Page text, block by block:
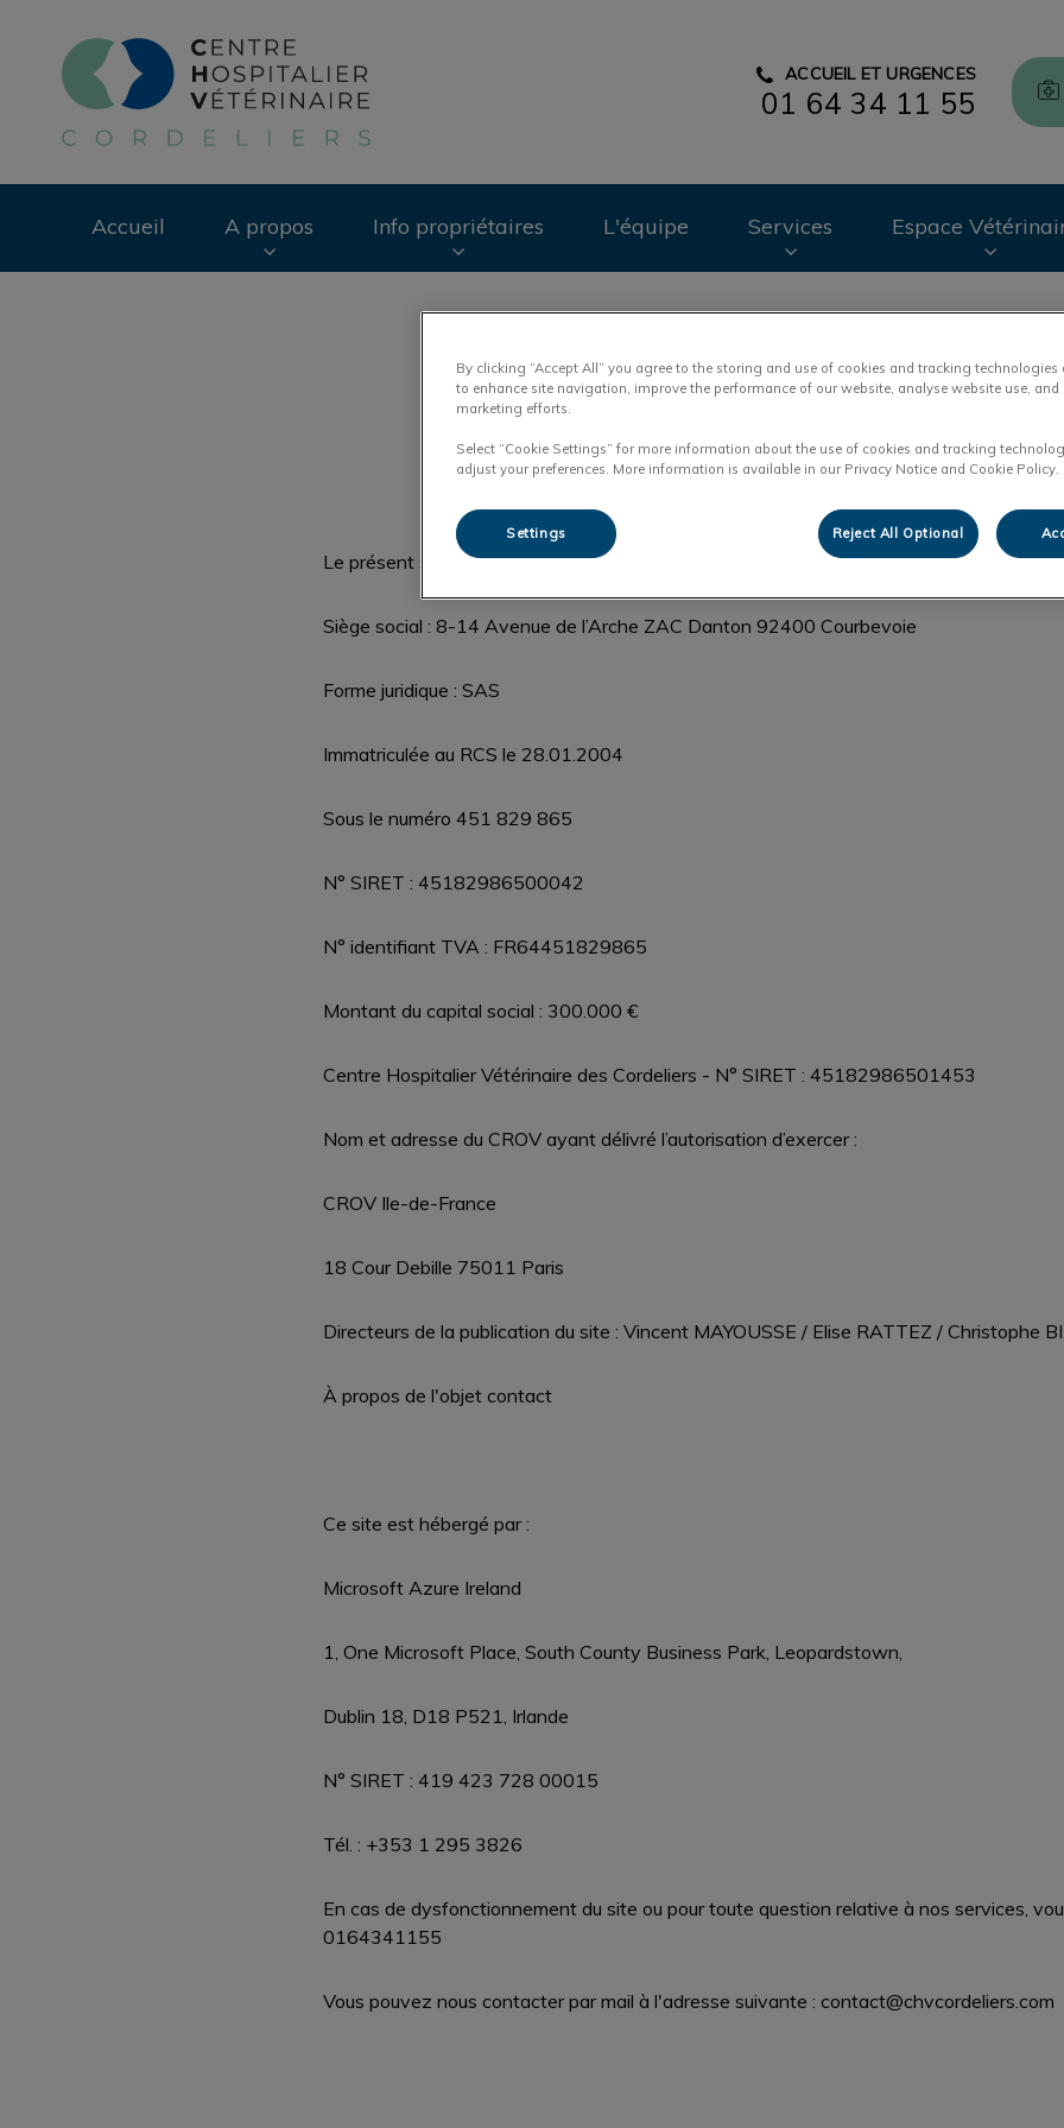
ACCUEIL ET URGENCES
01 64 34 11 55
Accueil A propos Info propriétaires L'équipe Services Espace
Le présent site est la propriété Les Cerisiers
Siège social : 8-14 Avenue de l’Arche ZAC Danton 92400 Courbevoie
Forme juridique : SAS
Immatriculée au RCS le 28.01.2004
Sous le numéro 451 829 865
N° SIRET : 45182986500042
N° identifiant TVA : FR64451829865
Montant du capital social : 300.000 €
Centre Hospitalier Vétérinaire des Cordeliers - N° SIRET : 45182986501453
Nom et adresse du CROV ayant délivré l’autorisation d’exercer :
CROV Ile-de-France
18 Cour Debille 75011 Paris
Directeurs de la publication du site : Vincent MAYOUSSE / Elise RATTEZ / Christophe
À propos de l'objet contact
Ce site est hébergé par :
Microsoft Azure Ireland
1, One Microsoft Place, South County Business Park, Leopardstown,
Dublin 18, D18 P521, Irlande
N° SIRET : 419 423 728 00015
Tél. : +353 1 295 3826
En cas de dysfonctionnement du site ou pour toute question relative à nos services,
0164341155
Vous pouvez nous contacter par mail à l'adresse suivante : contact@chvcordeliers.com
By clicking “Accept All” you agree to the storing and use of cookies and tracking technologies
to enhance site navigation, improve the performance of our website, analyse website use, and
marketing efforts.
Select “Cookie Settings” for more information about the use of cookies and tracking
adjust your preferences. More information is available in our Privacy Notice and Cookie Policy.
Settings Reject All Optional